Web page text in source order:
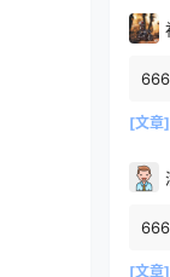
666
[文章]
[文章]